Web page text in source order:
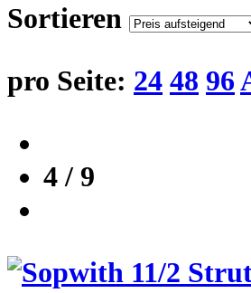
Sortieren
pro Seite: 24 48 96
4 / 9